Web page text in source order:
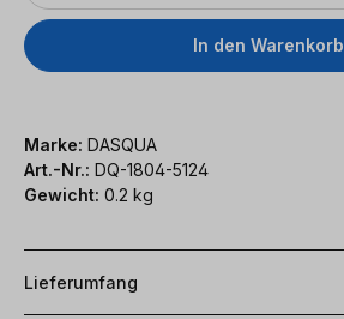
In den Warenkorb
Marke: DASQUA
Art.-Nr.: DQ-1804-5124
Gewicht: 0.2 kg
Lieferumfang